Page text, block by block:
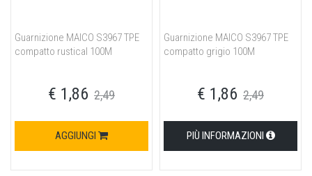
Guarnizione MAICO S3967 TPE
compatto rustical 100M
€ 1,86 2,49
AGGIUNGI
Guarnizione MAICO S3967 TPE
compatto grigio 100M
€ 1,86 2,49
PIÙ INFORMAZIONI